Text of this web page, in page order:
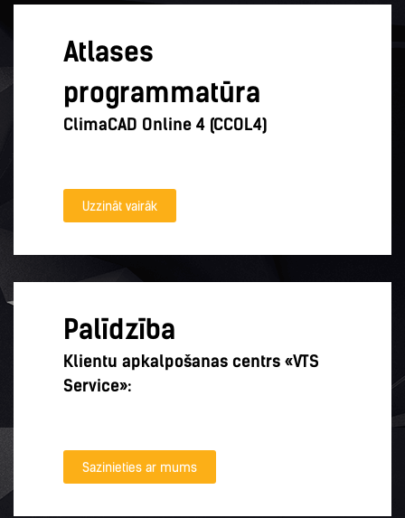
Atlases
programmatūra
ClimaCAD Online 4 (CCOL4)
Uzzināt vairāk
Palīdzība
Klientu apkalpošanas centrs «VTS
Service»:
Sazinieties ar mums